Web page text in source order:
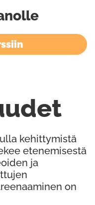
kehittymistä
etenemisestä
ja
on